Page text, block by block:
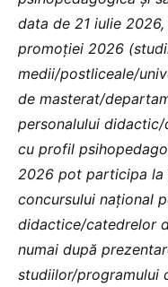
data de 21 iulie
promoţiei 2026
medii/postliceale/
de masterat/
personalului
cu profil
2026 pot participa la
concursului naţional
didactice/catedrelor
numai după
studiilor/programului